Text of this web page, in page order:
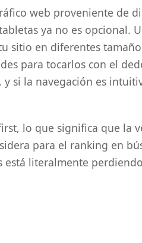
web proveniente de
ya no es opcional.
sitio en diferentes
para tocarlos con el
si la navegación es
lo que significa que la
para el ranking en
literalmente